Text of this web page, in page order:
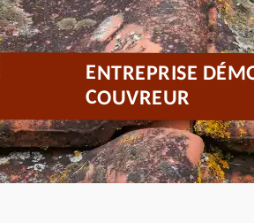
ENTREPRISE
COUVREUR